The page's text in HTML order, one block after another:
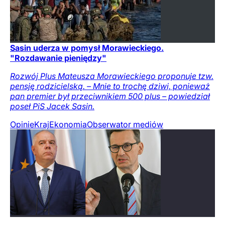
Sasin uderza w pomysł Morawieckiego.
"Rozdawanie pieniędzy"
Rozwój Plus Mateusza Morawieckiego proponuje tzw.
pensję rodzicielską. – Mnie to trochę dziwi, ponieważ
pan premier był przeciwnikiem 500 plus – powiedział
poseł PiS Jacek Sasin.
OpinieKrajEkonomiaObserwator mediów